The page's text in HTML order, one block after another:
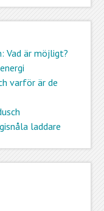
Vad är möjligt?
varför är de
laddare